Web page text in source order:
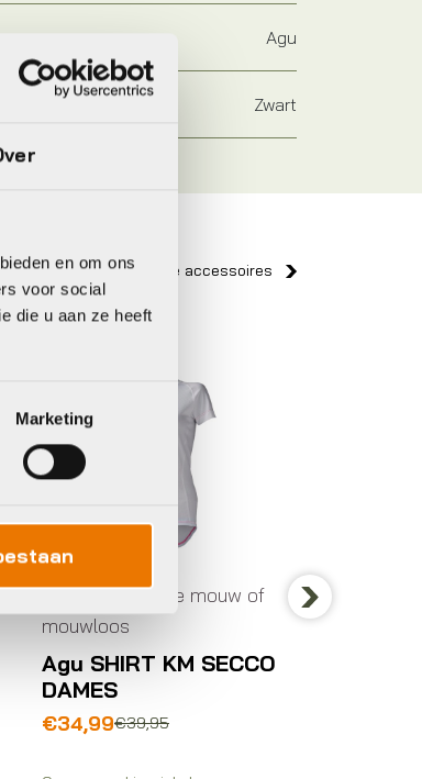
en om ons
voor social
die u aan ze heeft
Marketing
Agu
Zwart
Bekijk alle accessoires
Hemd met korte mouw of
mouwloos
Agu SHIRT KM SECCO
DAMES
€39,95
Oorspronkelijke
€34,99
Huidige
Next